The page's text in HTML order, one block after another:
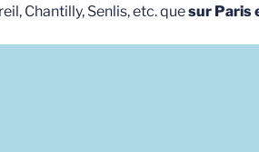
Chantilly, Senlis, etc. quesur Paris